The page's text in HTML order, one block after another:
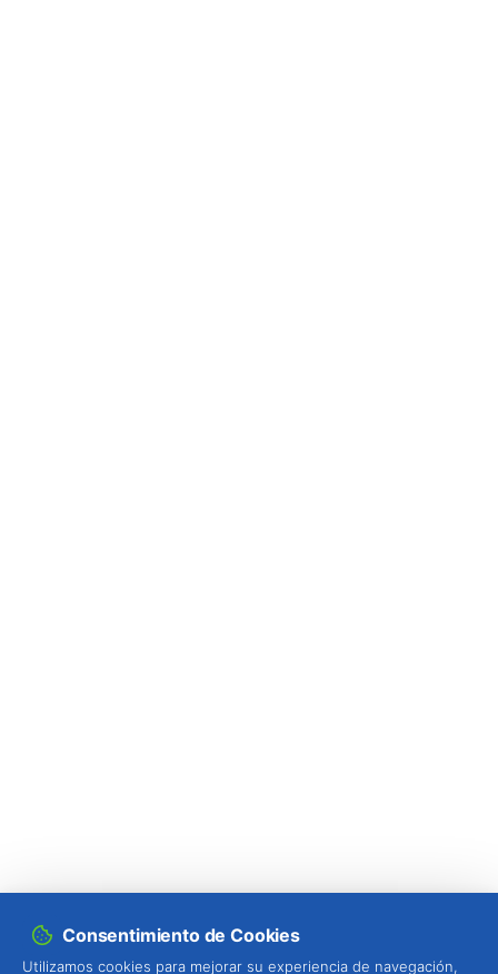
Consentimiento de Cookies
Utilizamos cookies para mejorar su experiencia de navegación,